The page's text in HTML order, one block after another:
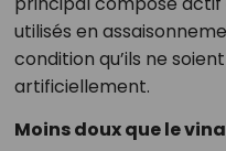
utilisés en
condition qu’ils ne
artificiellement.
Moins doux que le